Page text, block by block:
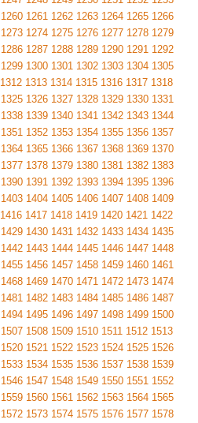
1260 1261 1262 1263 1264 1265 1266
1273 1274 1275 1276 1277 1278 1279
1286 1287 1288 1289 1290 1291 1292
1299 1300 1301 1302 1303 1304 1305
1312 1313 1314 1315 1316 1317 1318
1325 1326 1327 1328 1329 1330 1331
1338 1339 1340 1341 1342 1343 1344
1351 1352 1353 1354 1355 1356 1357
1364 1365 1366 1367 1368 1369 1370
1377 1378 1379 1380 1381 1382 1383
1390 1391 1392 1393 1394 1395 1396
1403 1404 1405 1406 1407 1408 1409
1416 1417 1418 1419 1420 1421 1422
1429 1430 1431 1432 1433 1434 1435
1442 1443 1444 1445 1446 1447 1448
1455 1456 1457 1458 1459 1460 1461
1468 1469 1470 1471 1472 1473 1474
1481 1482 1483 1484 1485 1486 1487
1494 1495 1496 1497 1498 1499 1500
1507 1508 1509 1510 1511 1512 1513
1520 1521 1522 1523 1524 1525 1526
1533 1534 1535 1536 1537 1538 1539
1546 1547 1548 1549 1550 1551 1552
1559 1560 1561 1562 1563 1564 1565
1572 1573 1574 1575 1576 1577 1578